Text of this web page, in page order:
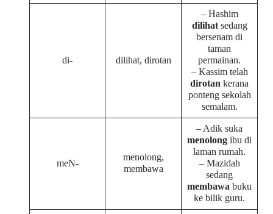
di- dilihat, dirotan
– Hashim
dilihatsedang
bersenam di
taman
permainan.
– Kassim telah
dirotan kerana
ponteng sekolah
semalam.
meN-
menolong,
membawa
– Adik suka
menolong ibu di
laman rumah.
– Mazidah
sedang
membawa buku
ke bilik guru.